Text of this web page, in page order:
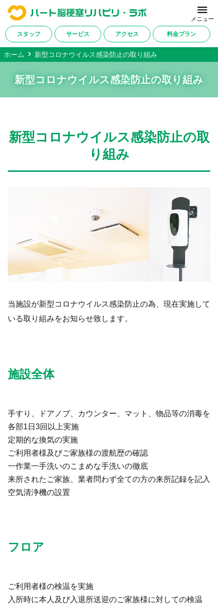
ホーム
当施設について
料金プラン
052-212-6889 お問い合わせ
メニュー
スタッフ サービス アクセス 料金プラン
ホーム 新型コロナウイルス感染防止の取り組み
新型コロナウイルス感染防止の取り組み
新型コロナウイルス感染防止の取
り組み
当施設が新型コロナウイルス感染防止の為、現在実施して
いる取り組みをお知らせ致します。
施設全体
手すり、ドアノブ、カウンター、マット、物品等の消毒を
各部1日3回以上実施
定期的な換気の実施
ご利用者様及びご家族様の渡航歴の確認
一作業一手洗いのこまめな手洗いの徹底
来所されたご家族、業者問わず全ての方の来所記録を記入
空気清浄機の設置
フロア
ご利用者様の検温を実施
入所時に本人及び入退所送迎のご家族様に対しての検温